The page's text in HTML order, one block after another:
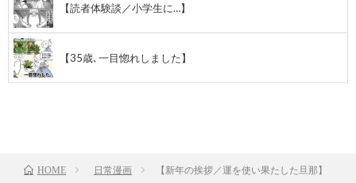
【読者体験談／小学生に…】
【35歳､一目惚れしました】
HOME 日常漫画 【新年の挨拶／運を使い果たした旦那】